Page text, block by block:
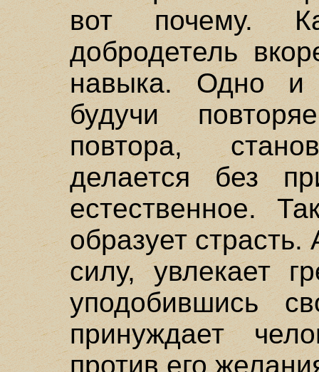
вот почему.
добродетель
навыка. Одно
будучи
повтора,
делается без
естественное.
образует
силу, увлекает
уподобившись
принуждает
против его